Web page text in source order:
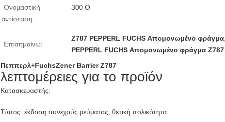
Ονομαστική
αντίσταση:
300 Ο
Επισημαίνω:
Z787 PEPPERL FUCHS Απομονωμένο φράγμα
PEPPERL FUCHS Απομονωμένο φράγμα Z787
Πεππερλ+FuchsZener Barrier Z787
λεπτομέρειες για το προϊόν
Κατασκευαστής:
Τύπος: έκδοση συνεχούς ρεύματος, θετική πολικότητα